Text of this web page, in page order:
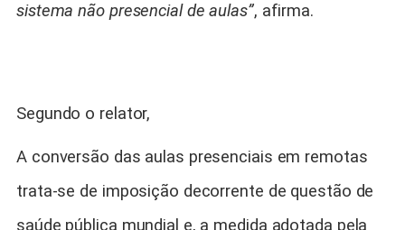
sistema não presencial de aulas”, afirma.
Segundo o relator,
A conversão das aulas presenciais em remotas
trata-se de imposição decorrente de questão de
saúde pública mundial e, a medida adotada pela